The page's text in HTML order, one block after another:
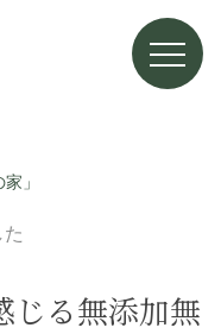
」
じる無添加無